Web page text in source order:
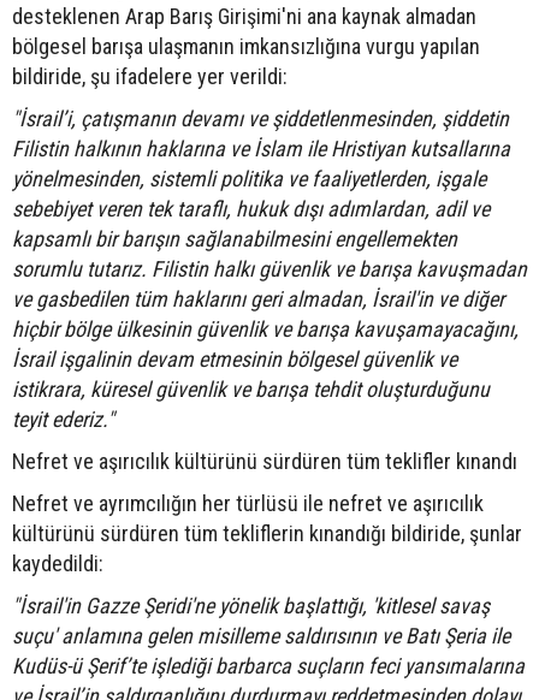
desteklenen Arap Barış Girişimi'ni ana kaynak almadan
bölgesel barışa ulaşmanın imkansızlığına vurgu yapılan
bildiride, şu ifadelere yer verildi:
"İsrail’i, çatışmanın devamı ve şiddetlenmesinden, şiddetin
Filistin halkının haklarına ve İslam ile Hristiyan kutsallarına
yönelmesinden, sistemli politika ve faaliyetlerden, işgale
sebebiyet veren tek taraflı, hukuk dışı adımlardan, adil ve
kapsamlı bir barışın sağlanabilmesini engellemekten
sorumlu tutarız. Filistin halkı güvenlik ve barışa kavuşmadan
ve gasbedilen tüm haklarını geri almadan, İsrail'in ve diğer
hiçbir bölge ülkesinin güvenlik ve barışa kavuşamayacağını,
İsrail işgalinin devam etmesinin bölgesel güvenlik ve
istikrara, küresel güvenlik ve barışa tehdit oluşturduğunu
teyit ederiz."
Nefret ve aşırıcılık kültürünü sürdüren tüm teklifler kınandı
Nefret ve ayrımcılığın her türlüsü ile nefret ve aşırıcılık
kültürünü sürdüren tüm tekliflerin kınandığı bildiride, şunlar
kaydedildi:
"İsrail'in Gazze Şeridi'ne yönelik başlattığı, 'kitlesel savaş
suçu' anlamına gelen misilleme saldırısının ve Batı Şeria ile
Kudüs-ü Şerif’te işlediği barbarca suçların feci yansımalarına